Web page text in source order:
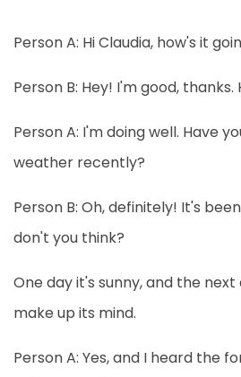
Person A: Hi Claudia, how's it
Person B: Hey! I'm good,
Person A: I'm doing well. Have
weather recently?
Person B: Oh, definitely! It's
don't you think?
One day it's sunny, and the
make up its mind.
Person A: Yes, and I heard the